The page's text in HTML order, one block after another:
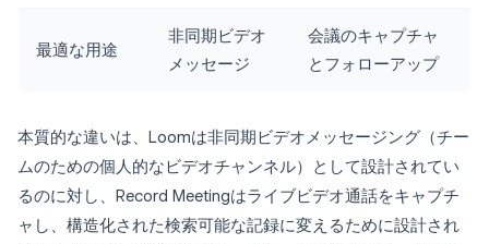
最適な用途
非同期ビデオ
メッセージ
会議のキャプチャ
とフォローアップ
本質的な違いは、Loomは非同期ビデオメッセージング（チー
ムのための個人的なビデオチャンネル）として設計されてい
るのに対し、Record Meetingはライブビデオ通話をキャプチ
ャし、構造化された検索可能な記録に変えるために設計され